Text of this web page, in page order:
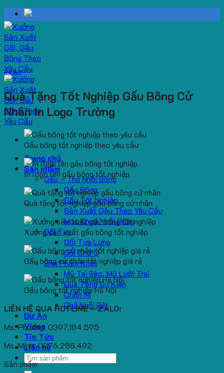
Skip
to
content
Trang chủ
Sản phẩm
Gấu – Thú Nhồi Bông
Gấu Bông
Gấu Tốt Nghiệp
Sản Xuất Gấu Theo Yêu Cầu
Móc Khoá Nhồi Bông
Gối Tựa
Gối Tựa Lưng
Gối Chữ U
Sản Phẩm Khác
Mũ Tai Bèo, Mũ Lưỡi Trai
Quà Tặng Sự Kiện
Chăn Nỉ
Ghế Ngồi Bệt
Dự Án
Video
Tin Tức
Liên hệ
Search
for:
Dự Án
Quà Tặng Tốt Nghiệp Gấu Bông Cử
Nhân In Logo Trường
Gấu bông tốt nghiệp theo yêu cầu
In logo lên gấu bông tốt nghiệp
Quà tặng tốt nghiệp gấu bông cử nhân
Xưởng sản xuất gấu bông tốt nghiệp
Gấu bông cử nhân tốt nghiệp giá rẻ
Gấu bông tốt nghiệp Hà Nội
LIÊN HỆ QUA HOTLINE – ZALO:
Ms. Phương: 0397.184.595
Ms. Minh: 0376.288.492
Sản phẩm